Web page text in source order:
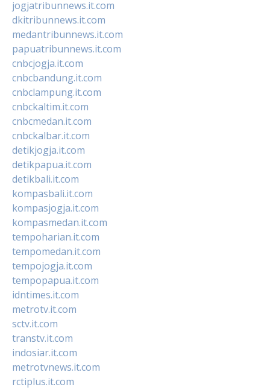
jogjatribunnews.it.com
dkitribunnews.it.com
medantribunnews.it.com
papuatribunnews.it.com
cnbcjogja.it.com
cnbcbandung.it.com
cnbclampung.it.com
cnbckaltim.it.com
cnbcmedan.it.com
cnbckalbar.it.com
detikjogja.it.com
detikpapua.it.com
detikbali.it.com
kompasbali.it.com
kompasjogja.it.com
kompasmedan.it.com
tempoharian.it.com
tempomedan.it.com
tempojogja.it.com
tempopapua.it.com
idntimes.it.com
metrotv.it.com
sctv.it.com
transtv.it.com
indosiar.it.com
metrotvnews.it.com
rctiplus.it.com